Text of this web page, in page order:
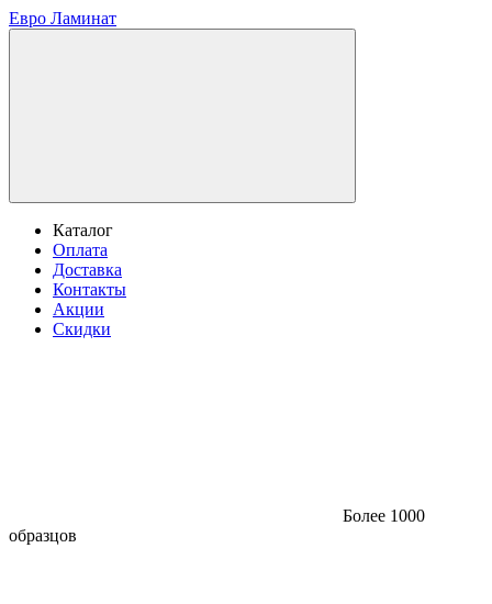
Евро Ламинат
Каталог
Оплата
Доставка
Контакты
Акции
Скидки
Более 1000
образцов